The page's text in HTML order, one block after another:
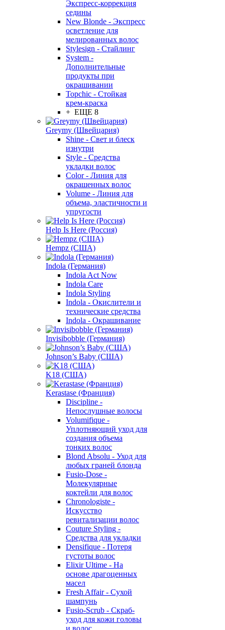
Экспресс-коррекция
седины
New Blonde - Экспресс
осветление для
мелированных волос
Stylesign - Стайлинг
System -
Дополнительные
продукты при
окрашивании
Topchic - Стойкая
крем-краска
+ ЕЩЕ 8
Greymy (Швейцария)
Shine - Свет и блеск
изнутри
Style - Средства
укладки волос
Color - Линия для
окрашенных волос
Volume - Линия для
объема, эластичности и
упругости
Help Is Here (Россия)
Hempz (США)
Indola (Германия)
Indola Act Now
Indola Care
Indola Styling
Indola - Окислители и
технические средства
Indola - Окрашивание
Invisibobble (Германия)
Johnson’s Baby (США)
K18 (США)
Kerastase (Франция)
Discipline -
Непослушные волосы
Volumifique -
Уплотняющий уход для
создания объема
тонких волос
Blond Absolu - Уход для
любых граней блонда
Fusio-Dose -
Молекулярные
коктейли для волос
Chronologiste -
Искусство
ревитализации волос
Couture Styling -
Средства для укладки
Densifique - Потеря
густоты волос
Elixir Ultime - На
основе драгоценных
масел
Fresh Affair - Сухой
шампунь
Fusio-Scrub - Скраб-
уход для кожи головы
и волос